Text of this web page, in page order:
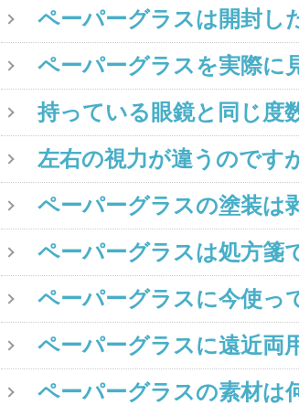
ペーパーグラスは開封し
ペーパーグラスを実際に
持っている眼鏡と同じ度
左右の視力が違うのです
ペーパーグラスの塗装は
ペーパーグラスは処方箋
ペーパーグラスに今使っ
ペーパーグラスに遠近両
ペーパーグラスの素材は